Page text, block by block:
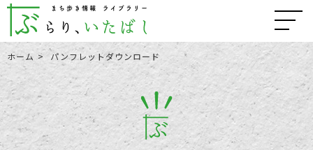
ホーム パンフレットダウンロード